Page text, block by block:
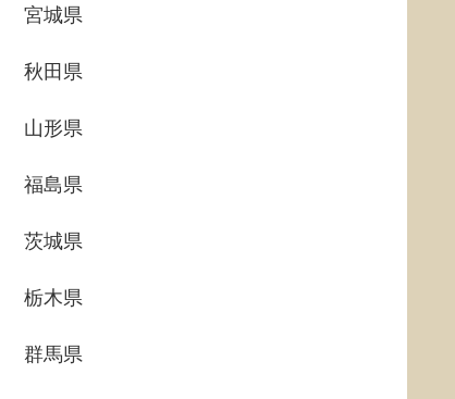
宮城県
秋田県
山形県
福島県
茨城県
栃木県
群馬県